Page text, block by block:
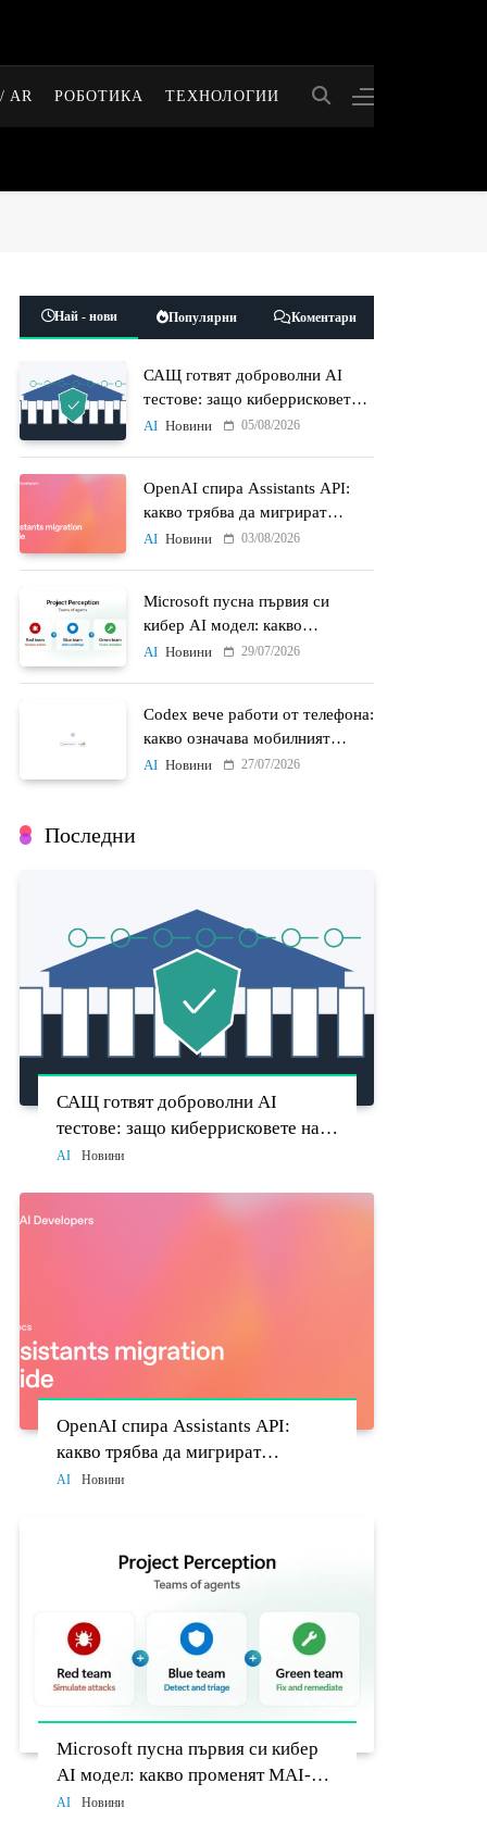
AR РОБОТИКА ТЕХНОЛОГИИ
Най - нови Популярни Коментари
САЩ готвят доброволни AI
тестове: защо киберрисковете
на моделите стават
AI Новини 05/08/2026
OpenAI спира Assistants API:
какво трябва да мигрират
разработчиците до 26 август
AI Новини 03/08/2026
Microsoft пусна първия си
кибер AI модел: какво
променят MAI-Cyber-1-Flash и
AI Новини 29/07/2026
Codex вече работи от телефона:
какво означава мобилният
достъп до AI агенти
AI Новини 27/07/2026
Последни
САЩ готвят доброволни AI
тестове: защо киберрисковете на
моделите стават политически
AI Новини
OpenAI спира Assistants API:
какво трябва да мигрират
разработчиците до 26 август
AI Новини
Microsoft пусна първия си кибер
AI модел: какво променят MAI-
Cyber-1-Flash и Project Perception
AI Новини